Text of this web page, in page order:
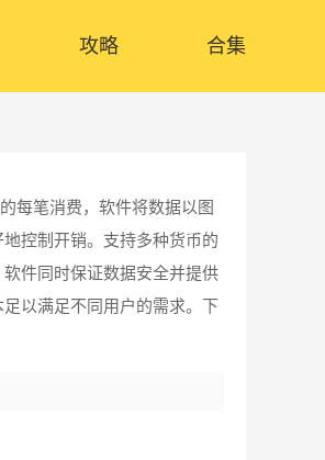
攻略 合集
每笔消费，软件将数据以图
控制开销。支持多种货币的
件同时保证数据安全并提供
以满足不同用户的需求。下